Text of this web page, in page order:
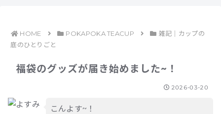
HOME POKAPOKA TEACUP
雑記｜カップの
底のひとりごと
福袋のグッズが届き始めました~！
2026-03-20
こんよす~！